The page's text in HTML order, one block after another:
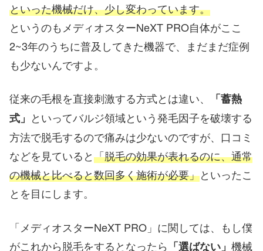
といった機械だけ、少し変わっています。
というのもメディオスターNeXT PRO自体がここ
2~3年のうちに普及してきた機器で、まだまだ症例
も少ないんですよ。
従来の毛根を直接刺激する方式とは違い、
「蓄熱
式」 といってバルジ領域という発毛因子を破壊する
方法で脱毛するので痛みは少ないのですが、口コミ
などを見ていると「脱毛の効果が表れるのに、通常
の機械と比べると数回多く施術が必要」といったこ
とを目にします。
「メディオスターNeXT PRO」に関しては、もし僕
がこれから脱毛をするとなったら 「選ばない」 機械